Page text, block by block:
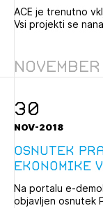
ACE je trenutno
Vsi projekti se
November
30
NOV-2018
Osnutek
ekonomike
Na portalu e-
objavljen osnutek